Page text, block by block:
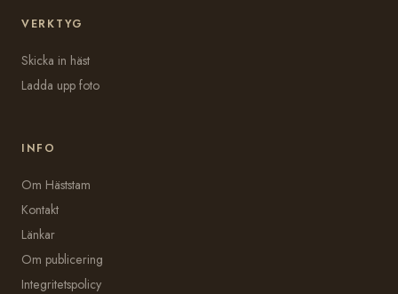
VERKTYG
Skicka in häst
Ladda upp foto
INFO
Om Häststam
Kontakt
Länkar
Om publicering
Integritetspolicy